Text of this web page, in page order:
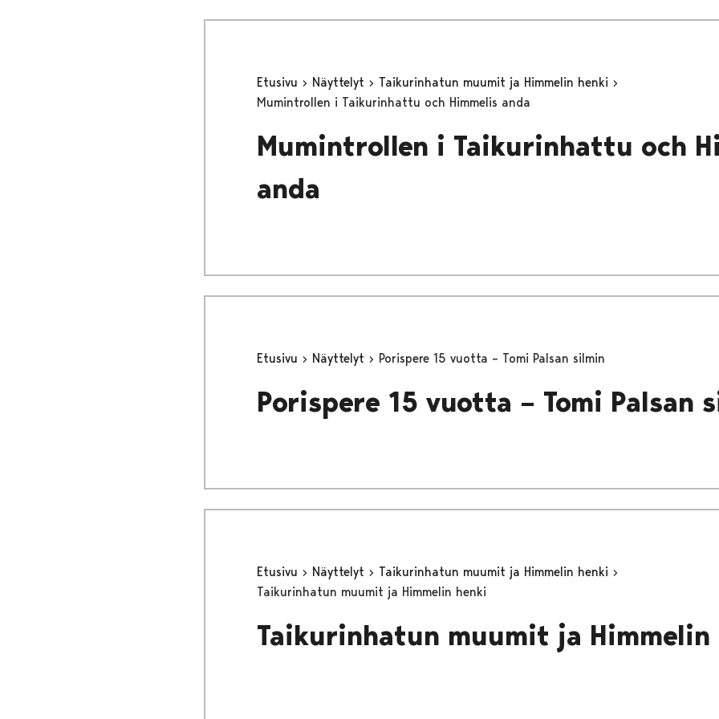
Etusivu Näyttelyt
Taikurinhatun muumit ja Himmelin henki
Mumintrollen i Taikurinhattu och Himmelis anda
Mumintrollen i Taikurinhattu och
anda
Etusivu Näyttelyt Porispere 15 vuotta – Tomi Palsan silmin
Porispere 15 vuotta – Tomi Palsan
Etusivu Näyttelyt
Taikurinhatun muumit ja Himmelin henki
Taikurinhatun muumit ja Himmelin henki
Taikurinhatun muumit ja Himmelin